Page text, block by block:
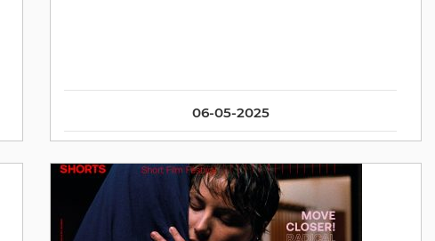
06-05-2025